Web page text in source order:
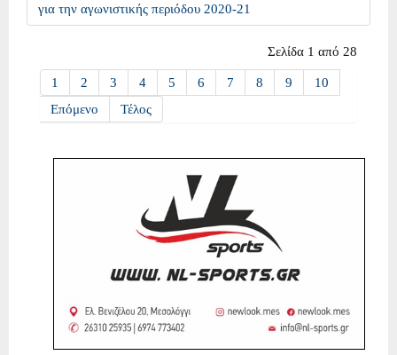
για την αγωνιστικής περιόδου 2020-21
Σελίδα 1 από 28
1 2 3 4 5 6 7 8 9
10
Επόμενο
Τέλος